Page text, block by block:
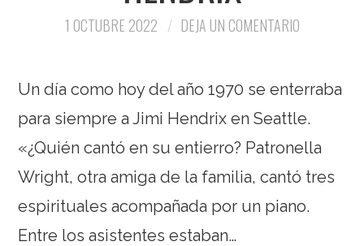
1 OCTUBRE 2022 DEJA UN COMENTARIO
Un día como hoy del año 1970 se enterraba
para siempre a Jimi Hendrix en Seattle.
«¿Quién cantó en su entierro? Patronella
Wright, otra amiga de la familia, cantó tres
espirituales acompañada por un piano.
Entre los asistentes estaban…